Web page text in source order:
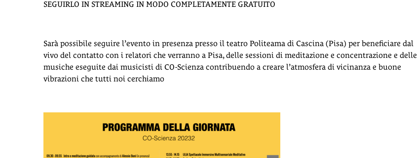
SEGUIRLO IN STREAMING IN MODO COMPLETAMENTE GRATUITO
Sarà possibile seguire l’evento in presenza presso il teatro Politeama di Cascina (Pisa) per beneficiare dal
vivo del contatto con i relatori che verranno a Pisa, delle sessioni di meditazione e concentrazione e delle
musiche eseguite dai musicisti di CO-Scienza contribuendo a creare l’atmosfera di vicinanza e buone
vibrazioni che tutti noi cerchiamo